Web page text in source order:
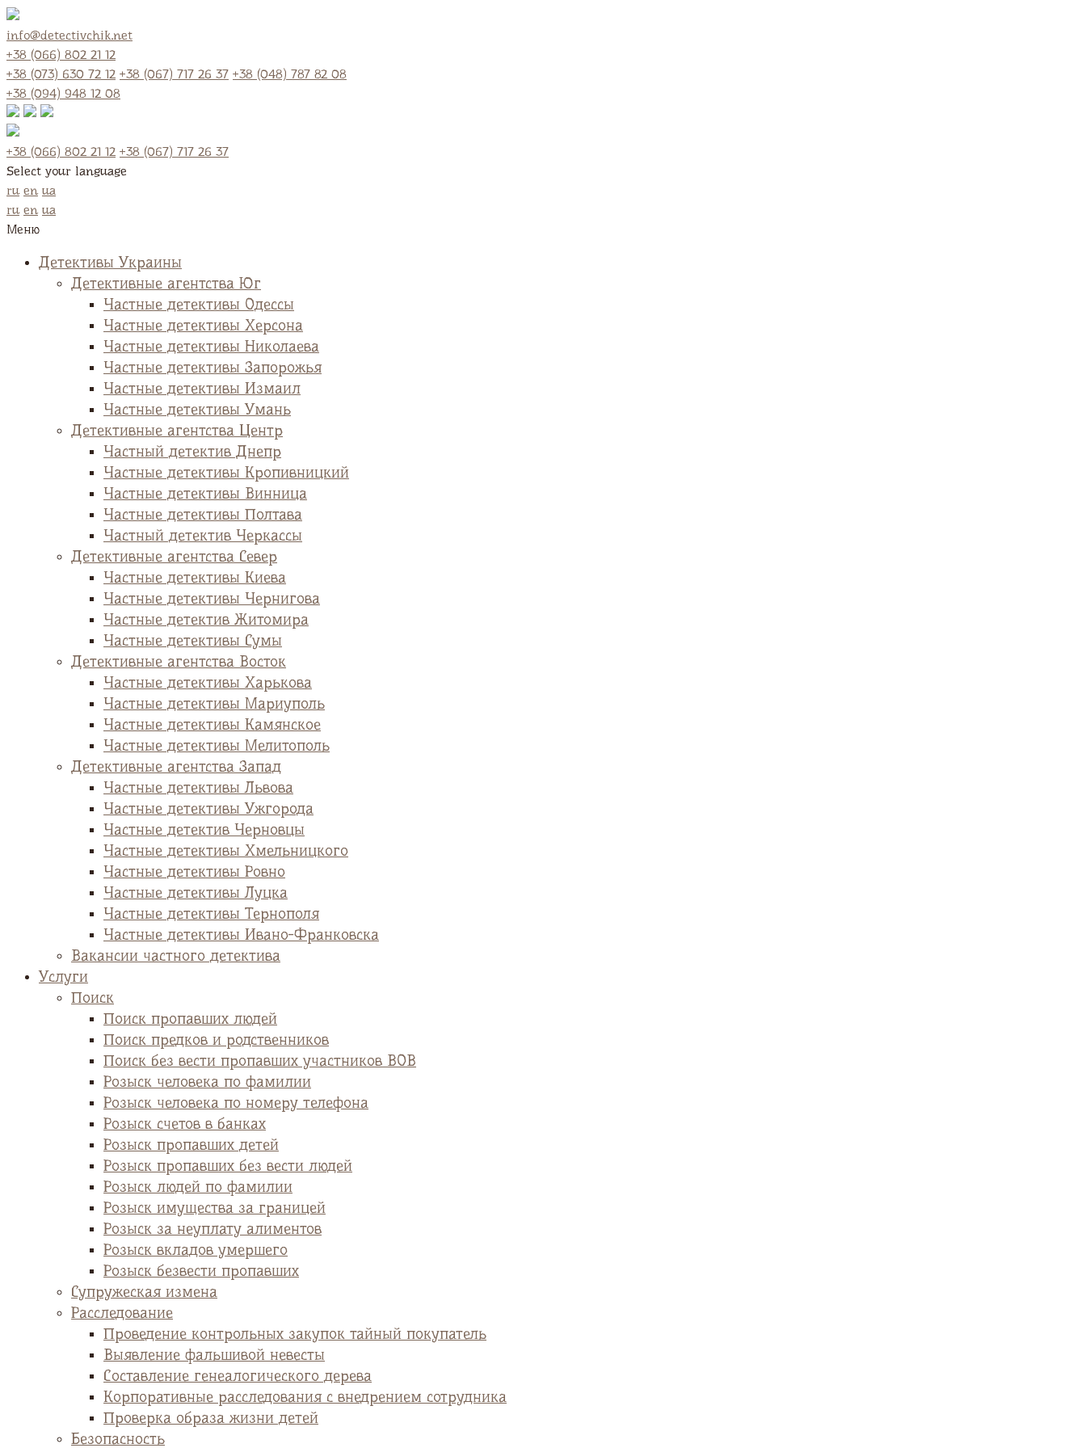
info@detectivchik.net
+38 (066) 802 21 12
+38 (073) 630 72 12 +38 (067) 717 26 37 +38 (048) 787 82 08
+38 (094) 948 12 08
+38 (066) 802 21 12 +38 (067) 717 26 37
Select your language
ru en ua
ru en ua
Меню
Детективы Украины
Детективные агентства Юг
Частные детективы Одессы
Частные детективы Херсона
Частные детективы Николаева
Частные детективы Запорожья
Частные детективы Измаил
Частные детективы Умань
Детективные агентства Центр
Частный детектив Днепр
Частные детективы Кропивницкий
Частные детективы Винница
Частные детективы Полтава
Частный детектив Черкассы
Детективные агентства Север
Частные детективы Киева
Частные детективы Чернигова
Частные детектив Житомира
Частные детективы Сумы
Детективные агентства Восток
Частные детективы Харькова
Частные детективы Мариуполь
Частные детективы Камянское
Частные детективы Мелитополь
Детективные агентства Запад
Частные детективы Львова
Частные детективы Ужгорода
Частные детектив Черновцы
Частные детективы Хмельницкого
Частные детективы Ровно
Частные детективы Луцка
Частные детективы Тернополя
Частные детективы Ивано-Франковска
Вакансии частного детектива
Услуги
Поиск
Поиск пропавших людей
Поиск предков и родственников
Поиск без вести пропавших участников ВОВ
Розыск человека по фамилии
Розыск человека по номеру телефона
Розыск счетов в банках
Розыск пропавших детей
Розыск пропавших без вести людей
Розыск людей по фамилии
Розыск имущества за границей
Розыск за неуплату алиментов
Розыск вкладов умершего
Розыск безвести пропавших
Супружеская измена
Расследование
Проведение контрольных закупок тайный покупатель
Выявление фальшивой невесты
Cоставление генеалогического дерева
Корпоративные расследования с внедрением сотрудника
Проверка образа жизни детей
Безопасность